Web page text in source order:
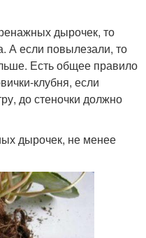
дырочек, то
А если повылезали, то
Есть общее правило
клубня, если
до стеночки должно
дырочек, не менее